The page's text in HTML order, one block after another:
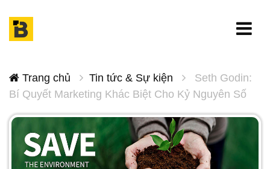
Trang chủ Tin tức & Sự kiện
Seth Godin:
Bí Quyết Marketing Khác Biệt Cho Kỷ Nguyên Số